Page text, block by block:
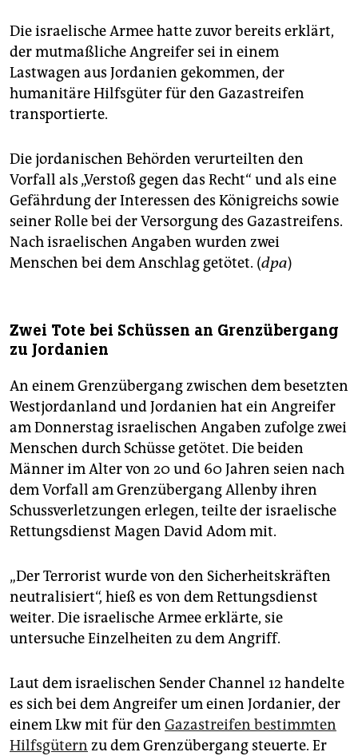
Die israelische Armee hatte zuvor bereits erklärt,
der mutmaßliche Angreifer sei in einem
Lastwagen aus Jordanien gekommen, der
humanitäre Hilfsgüter für den Gazastreifen
transportierte.
Die jordanischen Behörden verurteilten den
Vorfall als „Verstoß gegen das Recht“ und als eine
Gefährdung der Interessen des Königreichs sowie
seiner Rolle bei der Versorgung des Gazastreifens.
Nach israelischen Angaben wurden zwei
Menschen bei dem Anschlag getötet. (dpa)
Zwei Tote bei Schüssen an Grenzübergang
zu Jordanien
An einem Grenzübergang zwischen dem besetzten
Westjordanland und Jordanien hat ein Angreifer
am Donnerstag israelischen Angaben zufolge zwei
Menschen durch Schüsse getötet. Die beiden
Männer im Alter von 20 und 60 Jahren seien nach
dem Vorfall am Grenzübergang Allenby ihren
Schussverletzungen erlegen, teilte der israelische
Rettungsdienst Magen David Adom mit.
„Der Terrorist wurde von den Sicherheitskräften
neutralisiert“, hieß es von dem Rettungsdienst
weiter. Die israelische Armee erklärte, sie
untersuche Einzelheiten zu dem Angriff.
Laut dem israelischen Sender Channel 12 handelte
es sich bei dem Angreifer um einen Jordanier, der
einem Lkw mit für den Gazastreifen bestimmten
Hilfsgütern zu dem Grenzübergang steuerte. Er